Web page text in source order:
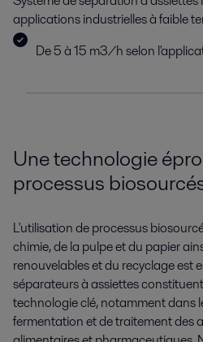
applications industrielles à faible
De 5 à 15 m3/h selon
Une technologie
processus
L'utilisation de processus
chimie, de la pulpe et du papier
renouvelables et du recyclage est
séparateurs à assiettes
technologie clé, notamment dans
fermentation et de traitement des